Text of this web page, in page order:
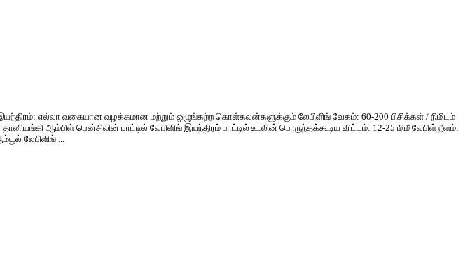
எல்லா வகையான வழக்கமான மற்றும் ஒழுங்கற்ற கொள்கலன்களுக்கும் லேபிளிங் வேகம்: 60-200 பிசிக்கள் / நிமிடம்
ஆம்பிள் பென்சிலின் பாட்டில் லேபிளிங் இயந்திரம் பாட்டில் உடலின் பொருந்தக்கூடிய விட்டம்: 12-25 மிமீ லேபிள் நீளம்:
லேபிளிங் ...